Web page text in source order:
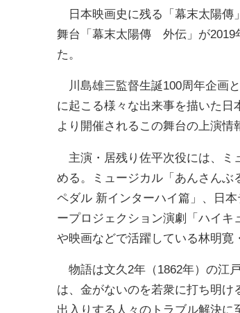
日本映画史に残る「幕末太陽傳
舞台「幕末太陽傳 外伝」が2019
た。
川島雄三監督生誕100周年企画
に起こる様々な出来事を描いた日
より開催されるこの舞台の上演情
主演・居残り佐平次役には、ミ
める。ミュージカル「あんさんぶ
ペダル 新インターハイ篇」、日
ープロジェクション演劇「ハイキ
や映画などで活躍している林明寛
物語は文久2年（1862年）の江
は、金がないのを若衆に打ち明
出入りする人々のトラブル解決